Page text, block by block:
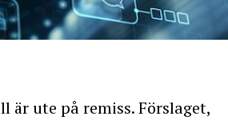
ute på remiss. Förslaget,